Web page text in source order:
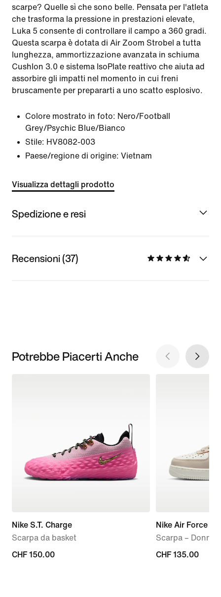
scarpe? Quelle sì che sono belle. Pensata per l'atleta
che trasforma la pressione in prestazioni elevate,
Luka 5 consente di controllare il campo a 360 gradi.
Questa scarpa è dotata di Air Zoom Strobel a tutta
lunghezza, ammortizzazione avanzata in schiuma
Cushlon 3.0 e sistema IsoPlate reattivo che aiuta ad
assorbire gli impatti nel momento in cui freni
bruscamente per prepararti a uno scatto esplosivo.
Colore mostrato in foto: Nero/Football
Grey/Psychic Blue/Bianco
Stile: HV8082-003
Paese/regione di origine: Vietnam
Visualizza dettagli prodotto
Spedizione e resi
Recensioni (37)
Potrebbe Piacerti Anche
Nike S.T. Charge
Scarpa da basket
CHF
CHF 150.00
Nike Air Force 1
Scarpa – Donna
CHF
CHF 135.00